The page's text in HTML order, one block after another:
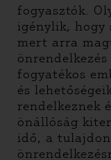
fogyasztók.
igénylik, hogy
mert arra
fogyatékos
és
rendelkeznek
önállóság
idő, a